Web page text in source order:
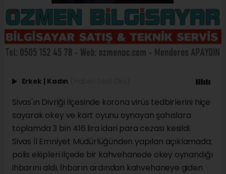
Erkek | Kadın
Sivas'ın Divriği ilçesinde korona virüs tedbirlerini hiçe
sayarak okey ve kart oyunu oynayan şahıslara
toplamda 3 bin 416 lira idari para cezası kesildi.
Sivas İl Emniyet Müdürlüğünden yapılan açıklamada;
polis ekipleri ilçede bir kahvehanede okey oynandığı
ihbarını aldı. İhbarın ardından kahvehaneye giden